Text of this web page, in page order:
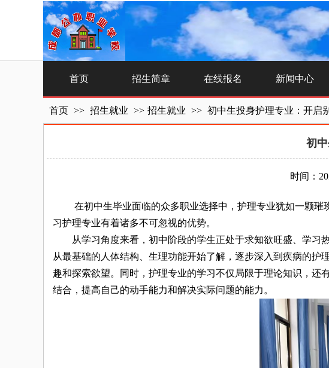
首页 招生简章 在线报名 新闻中心
首页 >> 招生就业 >> 招生就业 >> 初中生投身护理专业：开启
初
时间：
在初中生毕业面临的众多职业选择中，护理专业犹如一颗璀
习护理专业有着诸多不可忽视的优势。
从学习角度来看，初中阶段的学生正处于求知欲旺盛、学习
从最基础的人体结构、生理功能开始了解，逐步深入到疾病的
趣和探索欲望。同时，护理专业的学习不仅局限于理论知识，
结合，提高自己的动手能力和解决实际问题的能力。